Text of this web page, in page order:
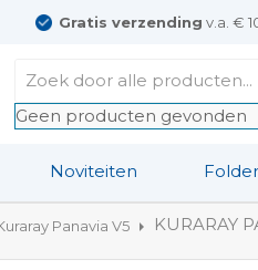
Gratis verzending v.a. €
Geen producten gevonden
Noviteiten
Panavia V5 KURARAY